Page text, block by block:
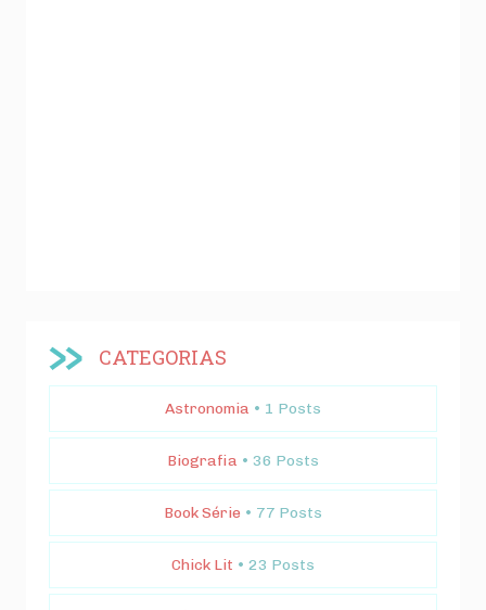
CATEGORIAS
Astronomia • 1 Posts
Biografia • 36 Posts
Book Série • 77 Posts
Chick Lit • 23 Posts